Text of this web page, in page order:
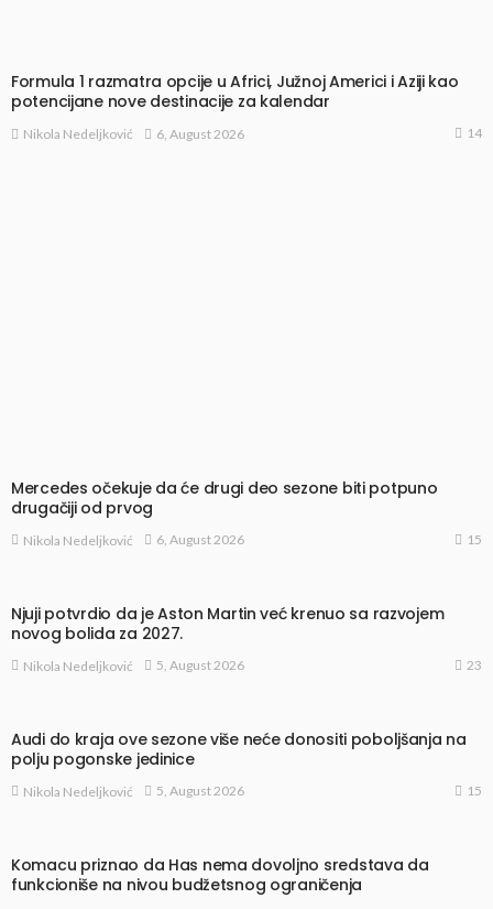
Formula 1 razmatra opcije u Africi, Južnoj Americi i Aziji kao
potencijane nove destinacije za kalendar
Nikola Nedeljković 6, August 2026 14
Mercedes očekuje da će drugi deo sezone biti potpuno
drugačiji od prvog
Nikola Nedeljković 6, August 2026 15
Njuji potvrdio da je Aston Martin već krenuo sa razvojem
novog bolida za 2027.
Nikola Nedeljković 5, August 2026 23
Audi do kraja ove sezone više neće donositi poboljšanja na
polju pogonske jedinice
Nikola Nedeljković 5, August 2026 15
Komacu priznao da Has nema dovoljno sredstava da
funkcioniše na nivou budžetsnog ograničenja